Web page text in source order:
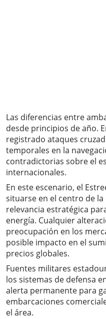
Las diferencias entre
desde principios de año.
registrado ataques
temporales en la
contradictorias sobre el
internacionales.
En este escenario, el
situarse en el centro de
relevancia estratégica
energía. Cualquier
preocupación en los
posible impacto en el
precios globales.
Fuentes militares
los sistemas de defensa
alerta permanente para
embarcaciones
el área.